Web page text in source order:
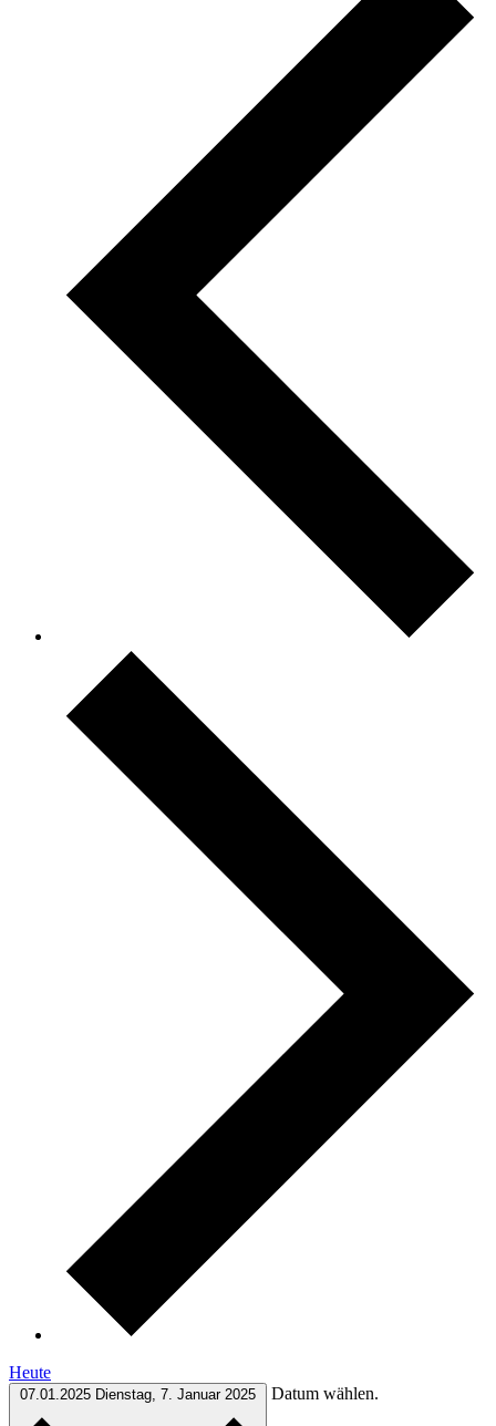
Heute
07.01.2025 Dienstag, 7. Januar 2025 Datum wählen.